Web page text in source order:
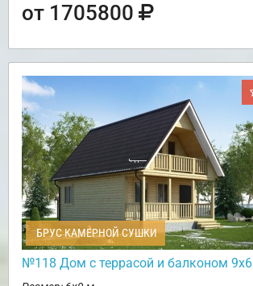
от 1705800
БРУС КАМЕРНОЙ СУШКИ
№118 Дом с террасой и балконом 9х6